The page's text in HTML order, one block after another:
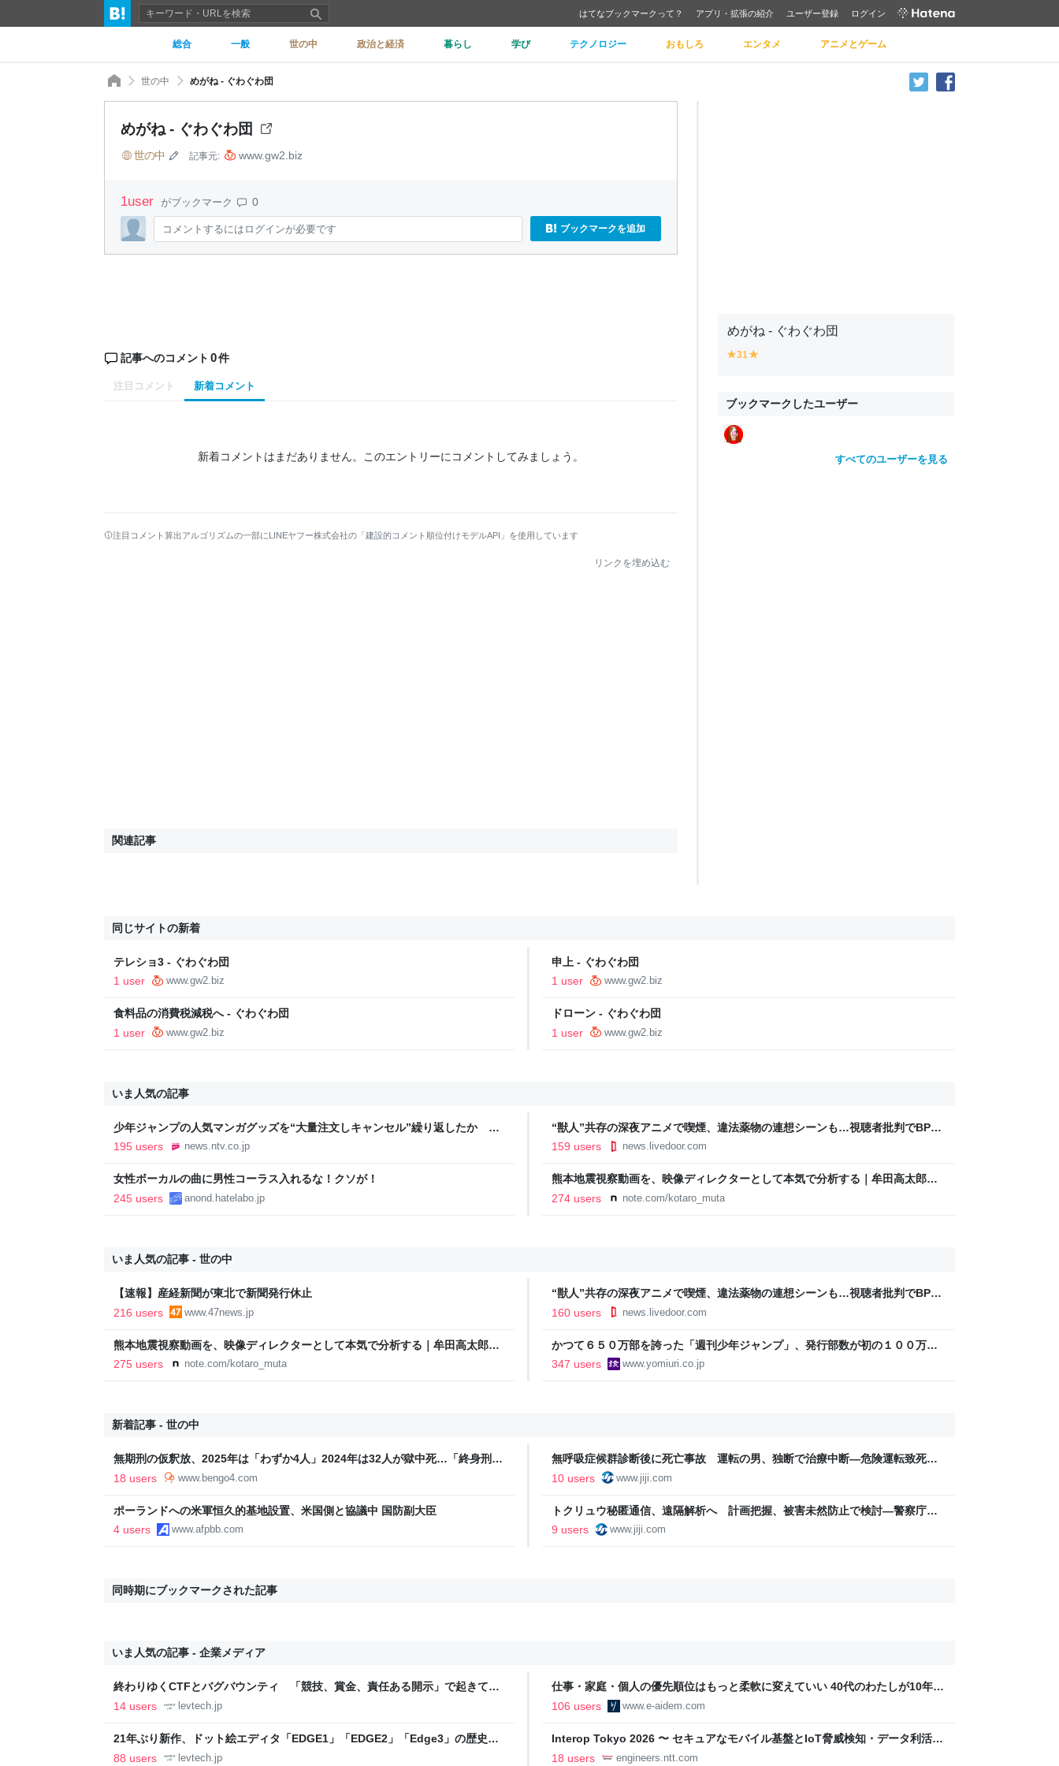
はてなブックマークって？ アプリ・拡張の紹介 ユーザー登録 ログイン
総合 一般 世の中 政治と経済 暮らし 学び テクノロジー おもしろ エンタメ アニメとゲーム
世の中 めがね - ぐわぐわ団
めがね - ぐわぐわ団
世の中 記事元: www.gw2.biz
1user がブックマーク 0
コメントするにはログインが必要です ブックマークを追加
記事へのコメント 0件
注目コメント 新着コメント
新着コメントはまだありません。 このエントリーにコメントしてみましょう。
注目コメント算出アルゴリズムの一部にLINEヤフー株式会社の「建設的コメント順位付けモデルAPI」を使用しています
リンクを埋め込む
関連記事
めがね - ぐわぐわ団
y
o
w
31
o
w
ブックマークしたユーザー
すべてのユーザーを見る
同じサイトの新着
テレショ3 - ぐわぐわ団
1 user
www.gw2.biz
申上 - ぐわぐわ団
1 user
www.gw2.biz
食料品の消費税減税へ - ぐわぐわ団
1 user
www.gw2.biz
ドローン - ぐわぐわ団
1 user
www.gw2.biz
いま人気の記事
少年ジャンプの人気マンガグッズを“大量注文しキャンセル”繰り返したか 女
逮捕 総額43億円以上（2026年8月6日掲載）｜日テレNEWS NNN
195 users news.ntv.co.jp
“獣人”共存の深夜アニメで喫煙、違法薬物の連想シーンも…視聴者批判でBPO
議論「紛らわしいことは放送しないほうが」 - ライブドアニュース
159 users news.livedoor.com
女性ボーカルの曲に男性コーラス入れるな！クソが！
245 users
anond.hatelabo.jp
熊本地震視察動画を、映像ディレクターとして本気で分析する｜牟田高太郎｜
映像で、想いをつなぐ
274 users note.com/kotaro_muta
いま人気の記事 - 世の中
【速報】産経新聞が東北で新聞発行休止
216 users
www.47news.jp
“獣人”共存の深夜アニメで喫煙、違法薬物の連想シーンも…視聴者批判でBPO
議論「紛らわしいことは放送しないほうが」 - ライブドアニュース
160 users news.livedoor.com
熊本地震視察動画を、映像ディレクターとして本気で分析する｜牟田高太郎｜
映像で、想いをつなぐ
275 users note.com/kotaro_muta
かつて６５０万部を誇った「週刊少年ジャンプ」、発行部数が初の１００万部
割れ…国内の紙雑誌で「１００万部超」ゼロに
347 users www.yomiuri.co.jp
新着記事 - 世の中
無期刑の仮釈放、2025年は「わずか4人」2024年は32人が獄中死…「終身刑
化」の傾向続く - 弁護士ドットコムニュース
18 users www.bengo4.com
無呼吸症候群診断後に死亡事故 運転の男、独断で治療中断―危険運転致死罪
適用も・警視庁：時事ドットコム
10 users www.jiji.com
ポーランドへの米軍恒久的基地設置、米国側と協議中 国防副大臣
4 users
www.afpbb.com
トクリュウ秘匿通信、遠隔解析へ 計画把握、被害未然防止で検討―警察庁、
１０日に有識者会議：時事ドットコム
9 users www.jiji.com
同時期にブックマークされた記事
いま人気の記事 - 企業メディア
終わりゆくCTFとバグバウンティ 「競技、賞金、責任ある開示」で起きてい
ること【フォーカス】 - レバテックLAB
14 users levtech.jp
仕事・家庭・個人の優先順位はもっと柔軟に変えていい 40代のわたしが10年後
の自分に伝えたいこと - りっすん by イーアイデム
106 users www.e-aidem.com
21年ぶり新作、ドット絵エディタ「EDGE1」「EDGE2」「Edge3」の歴史に
ついて作者に聞く【フォーカス】 - レバテックLAB
88 users levtech.jp
Interop Tokyo 2026 〜 セキュアなモバイル基盤とIoT脅威検知・データ利活用
への取り組み 〜 - NTT docomo Business Engineers' Blog
18 users engineers.ntt.com